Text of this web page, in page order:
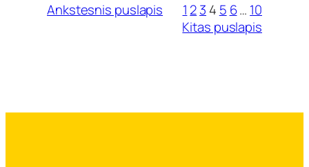
Abstinencijos
Ankstesnis puslapis 1 23 4 5 6… 10
Kitas puslapis